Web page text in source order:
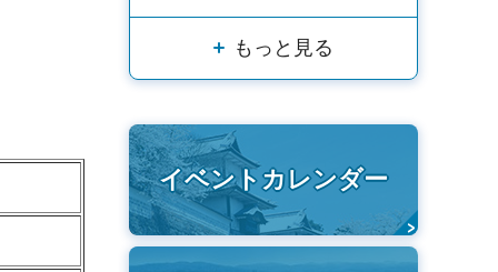
もっと見る
イベントカレンダー